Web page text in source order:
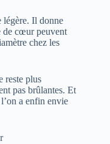
légère. Il donne
de cœur peuvent
chez les
reste plus
pas brûlantes. Et
a enfin envie